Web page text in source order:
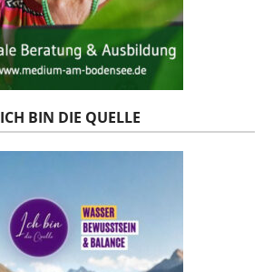
ICH BIN DIE QUELLE